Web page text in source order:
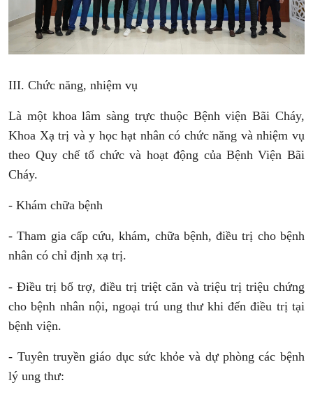
III. Chức năng, nhiệm vụ
Là một khoa lâm sàng trực thuộc Bệnh viện Bãi Cháy,
Khoa Xạ trị và y học hạt nhân có chức năng và nhiệm vụ
theo Quy chế tổ chức và hoạt động của Bệnh Viện Bãi
Cháy.
- Khám chữa bệnh
- Tham gia cấp cứu, khám, chữa bệnh, điều trị cho bệnh
nhân có chỉ định xạ trị.
- Điều trị bổ trợ, điều trị triệt căn và triệu trị triệu chứng
cho bệnh nhân nội, ngoại trú ung thư khi đến điều trị tại
bệnh viện.
- Tuyên truyền giáo dục sức khỏe và dự phòng các bệnh
lý ung thư: